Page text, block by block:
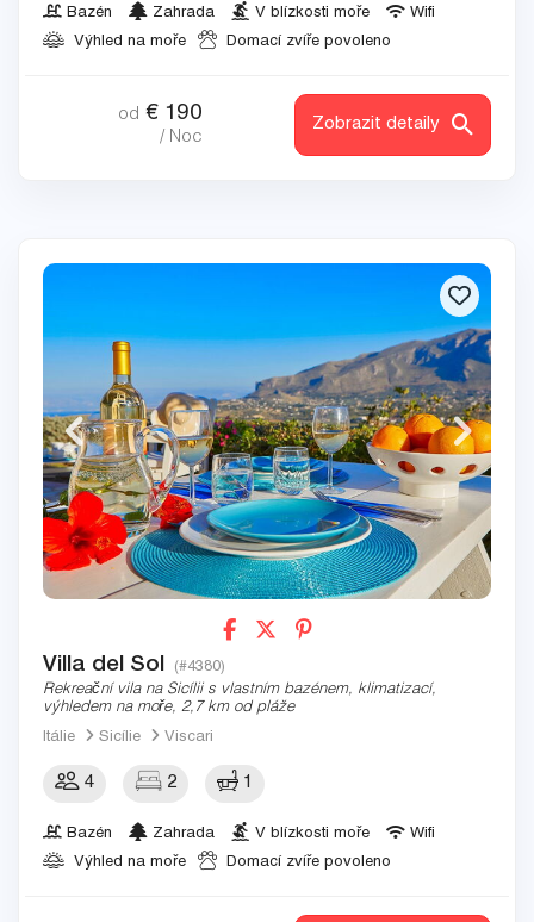
Bazén Zahrada V blízkosti moře
Wifi
Výhled na moře
Domací zvíře povoleno
od € 190
/ Noc
Zobrazit detaily
Villa del Sol (#4380)
Rekreační vila na Sicílii s vlastním bazénem, klimatizací,
výhledem na moře, 2,7 km od pláže
Itálie
Sicílie Viscari
4 2 1
Bazén Zahrada V blízkosti moře
Wifi
Výhled na moře
Domací zvíře povoleno